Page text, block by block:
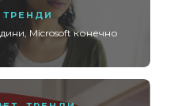
ТРЕНДИ
Microsoft конечно